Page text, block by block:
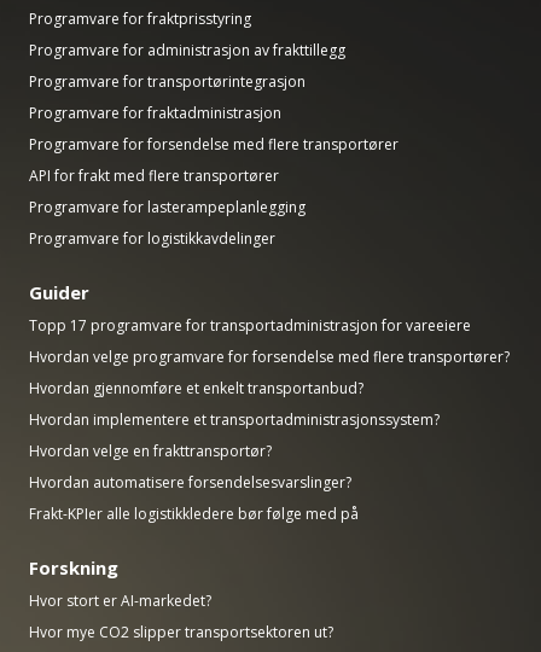
Programvare for fraktprisstyring
Programvare for administrasjon av frakttillegg
Programvare for transportørintegrasjon
Programvare for fraktadministrasjon
Programvare for forsendelse med flere transportører
API for frakt med flere transportører
Programvare for lasterampeplanlegging
Programvare for logistikkavdelinger
Guider
Topp 17 programvare for transportadministrasjon for vareeiere
Hvordan velge programvare for forsendelse med flere transportører?
Hvordan gjennomføre et enkelt transportanbud?
Hvordan implementere et transportadministrasjonssystem?
Hvordan velge en frakttransportør?
Hvordan automatisere forsendelsesvarslinger?
Frakt-KPIer alle logistikkledere bør følge med på
Forskning
Hvor stort er AI-markedet?
Hvor mye CO2 slipper transportsektoren ut?